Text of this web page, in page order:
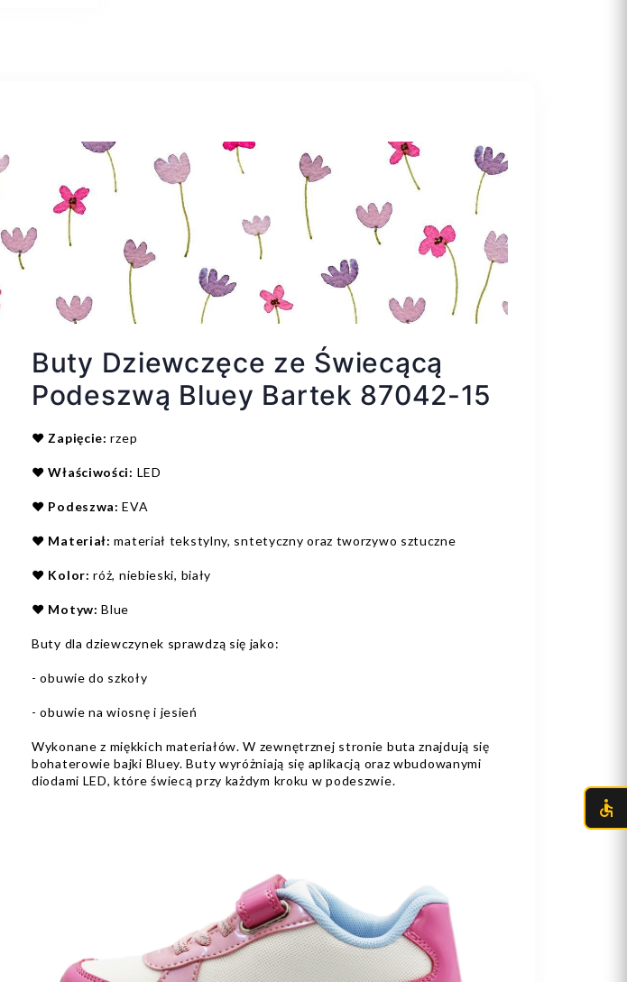
Buty Dziewczęce ze Świecącą
Podeszwą Bluey Bartek 87042-15
❤️ Zapięcie:rzep
❤️Właściwości: LED
❤️ Podeszwa: EVA
❤️ Materiał:materiał tekstylny, sntetyczny oraz tworzywo sztuczne
❤️ Kolor:róż, niebieski, biały
❤️ Motyw: Blue
Buty dla dziewczynek sprawdzą się jako:
- obuwie do szkoły
- obuwie na wiosnę i jesień
Wykonane z miękkich materiałów. W zewnętrznej stronie buta znajdują się
bohaterowie bajki Bluey. Buty wyróżniają się aplikacją oraz wbudowanymi
diodami LED, które świecą przy każdym kroku w podeszwie.